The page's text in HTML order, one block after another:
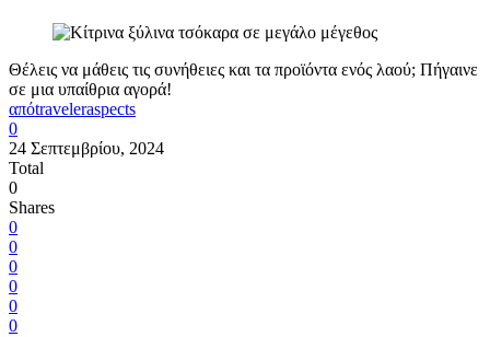
Θέλεις να μάθεις τις συνήθειες και τα προϊόντα ενός λαού; Πήγαινε
σε μια υπαίθρια αγορά!
απόtraveleraspects
0
24 Σεπτεμβρίου, 2024
Total
0
Shares
0
0
0
0
0
0